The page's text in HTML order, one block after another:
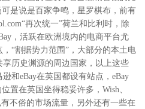
是说是百家争鸣，星罗棋布，前有
再次统一”荷兰和比利时，除
，活跃在欧洲境内的电商平台尤
“割据势力范围”，大部分的本土电
历史渊源的周边国家，以上这些
和eBay在英国都设有站点，eBay
置在英国坐得稳妥许多，Wish、
不俗的市场流量，另外还有一些在